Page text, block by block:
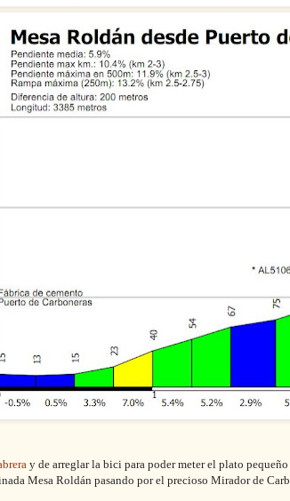
y de arreglar la bici para poder meter el plato
Mesa Roldán pasando por el precioso Mirador de